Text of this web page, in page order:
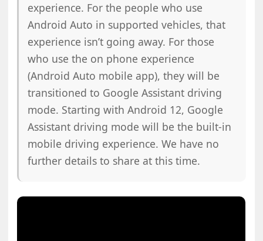
experience. For the people who use
Android Auto in supported vehicles, that
experience isn’t going away. For those
who use the on phone experience
(Android Auto mobile app), they will be
transitioned to Google Assistant driving
mode. Starting with Android 12, Google
Assistant driving mode will be the built-in
mobile driving experience. We have no
further details to share at this time.